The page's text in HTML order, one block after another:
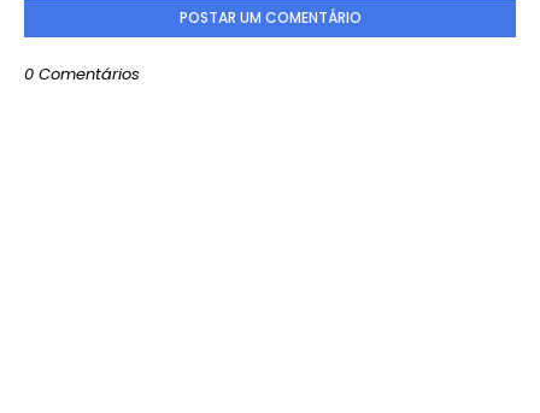
POSTAR UM COMENTÁRIO
0 Comentários